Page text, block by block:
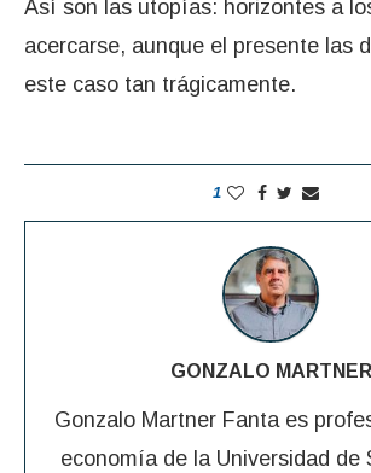
Así son las utopías: horizontes a
acercarse, aunque el presente las
este caso tan trágicamente.
1
GONZALO MARTNER
Gonzalo Martner Fanta es
economía de la Universidad de